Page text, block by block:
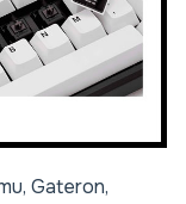
Gateron,